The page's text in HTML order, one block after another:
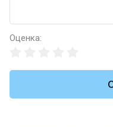
Оценка: